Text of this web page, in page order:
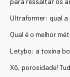
Ultraformer: qual a
Qual é o melhor
Letybo: a toxina
Xô, porosidade!